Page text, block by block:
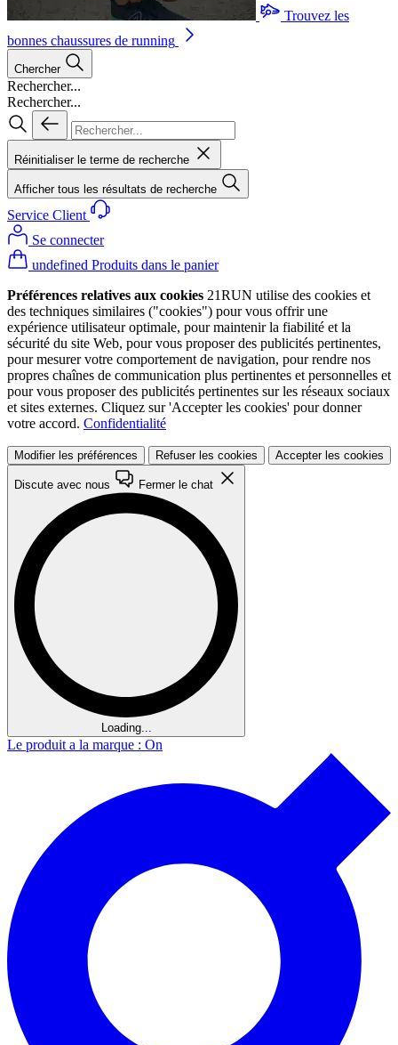
Trouvez les
bonnes chaussures de running
Chercher
Rechercher...
Rechercher...
Réinitialiser le terme de recherche
Afficher tous les résultats de recherche
Service Client
Se connecter
undefined Produits dans le panier
Préférences relatives aux cookies 21RUN utilise des cookies et
des techniques similaires ("cookies") pour vous offrir une
expérience utilisateur optimale, pour maintenir la fiabilité et la
sécurité du site Web, pour vous proposer des publicités pertinentes,
pour mesurer votre comportement de navigation, pour rendre nos
propres chaînes de communication plus pertinentes et personnelles et
pour vous proposer des publicités pertinentes sur les réseaux sociaux
et sites externes. Cliquez sur 'Accepter les cookies' pour donner
votre accord. Confidentialité
Modifier les préférences Refuser les cookies Accepter les cookies
Discute avec nous Fermer le chat
Loading...
Le produit a la marque : On